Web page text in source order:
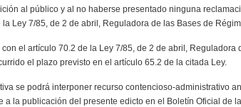
al público y al no haberse presentado ninguna
Ley 7/85, de 2 de abril, Reguladora de las Bases de
el artículo 70.2 de la Ley 7/85, de 2 de abril,
el plazo previsto en el artículo 65.2 de la citada Ley.
se podrá interponer recurso contencioso-administrativo
a la publicación del presente edicto en el Boletín Oficial de